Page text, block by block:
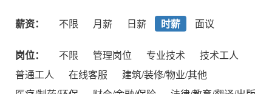
薪资： 不限 月薪 日薪 时薪 面议
岗位： 不限 管理岗位 专业技术
技术工人
普通工人
在线客服
建筑/装修/物业/其他